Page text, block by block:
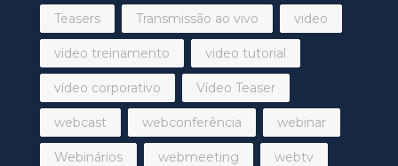
Teasers Transmissão ao vivo video
video treinamento video tutorial
vídeo corporativo Vídeo Teaser
webcast webconferência webinar
Webinários webmeeting webtv